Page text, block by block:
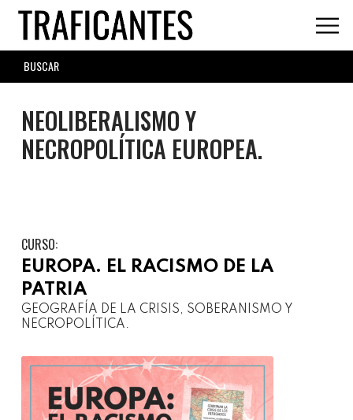
Skip
main
content
SEARCH
FORM
NEOLIBERALISMO Y
NECROPOLÍTICA EUROPEA.
CURSO:
EUROPA. EL RACISMO DE LA
PATRIA
GEOGRAFÍA DE LA CRISIS, SOBERANISMO Y
NECROPOLÍTICA.